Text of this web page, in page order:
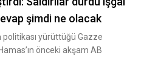
şimdi ne olacak
politikası yürüttüğü Gazze
önceki akşam AB